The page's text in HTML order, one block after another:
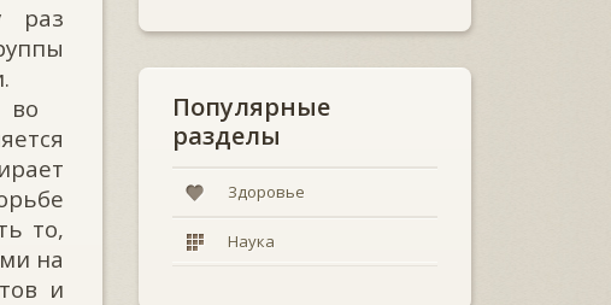
раз
во
то,
на
и
Популярные
разделы
Здоровье
Наука